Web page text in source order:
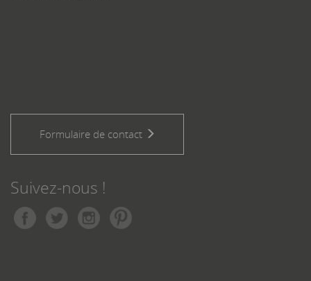
Formulaire de contact
Suivez-nous !